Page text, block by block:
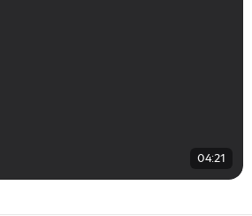
04:21